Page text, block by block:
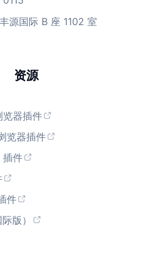
源国际 B 座 1102 室
资源
器插件
览器插件
件
件
版）